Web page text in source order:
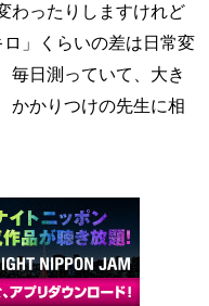
わったりしますけれど
」くらいの差は日常変
毎日測っていて、大き
かかりつけの先生に相